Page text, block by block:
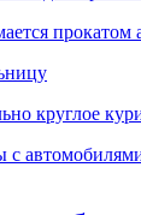
круглое
с